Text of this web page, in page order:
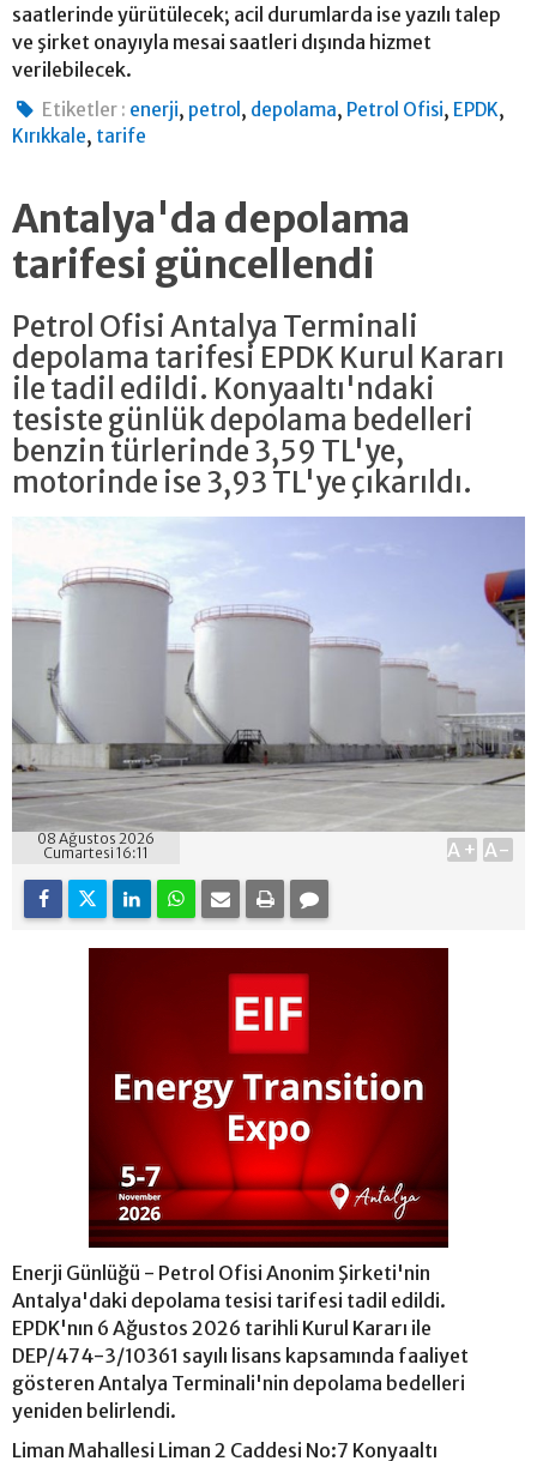
saatlerinde yürütülecek; acil durumlarda ise yazılı talep
ve şirket onayıyla mesai saatleri dışında hizmet
verilebilecek.
Etiketler : enerji, petrol , depolama, Petrol Ofisi, EPDK,
Kırıkkale, tarife
Antalya'da depolama
tarifesi güncellendi
Petrol Ofisi Antalya Terminali
depolama tarifesi EPDK Kurul Kararı
ile tadil edildi. Konyaaltı'ndaki
tesiste günlük depolama bedelleri
benzin türlerinde 3,59 TL'ye,
motorinde ise 3,93 TL'ye çıkarıldı.
08 Ağustos 2026
Cumartesi 16:11
A+ A-
Enerji Günlüğü - Petrol Ofisi Anonim Şirketi'nin
Antalya'daki depolama tesisi tarifesi tadil edildi.
EPDK'nın 6 Ağustos 2026 tarihli Kurul Kararı ile
DEP/474-3/10361 sayılı lisans kapsamında faaliyet
gösteren Antalya Terminali'nin depolama bedelleri
yeniden belirlendi.
Liman Mahallesi Liman 2 Caddesi No:7 Konyaaltı